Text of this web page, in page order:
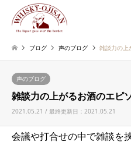
ブログ 声のブログ 雑談力の上
声のブログ
雑談力の上がるお酒のエピ
2021.05.21 / 最終更新日：2021.05.21
会議や打合せの中で雑談を